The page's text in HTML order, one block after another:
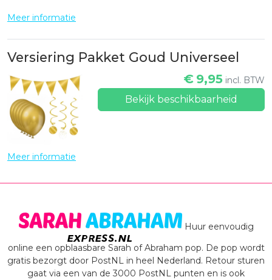
Meer informatie
Versiering Pakket Goud Universeel
€ 9,95 incl. BTW
Bekijk beschikbaarheid
Meer informatie
Huur eenvoudig
online een opblaasbare Sarah of Abraham pop. De pop wordt
gratis bezorgt door PostNL in heel Nederland. Retour sturen
gaat via een van de 3000 PostNL punten en is ook